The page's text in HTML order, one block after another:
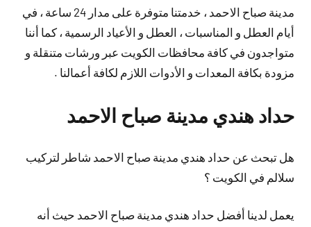
مدينة صباح الاحمد ، خدمتنا متوفرة على مدار 24 ساعة ، في
أيام العطل و المناسبات ، العطل و الأعياد الرسمية ، كما أننا
متواجدون في كافة محافظات الكويت عبر ورشات متنقلة و
مزودة بكافة المعدات و الأدوات اللازم لكافة أعمالنا .
حداد هندي مدينة صباح الاحمد
هل تبحث عن حداد هندي مدينة صباح الاحمد شاطر لتركيب
سلالم في الكويت ؟
يعمل لدينا أفضل حداد هندي مدينة صباح الاحمد حيث أنه